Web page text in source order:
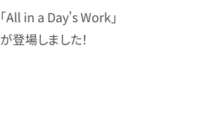
All in a Day's Work」
登場しました！